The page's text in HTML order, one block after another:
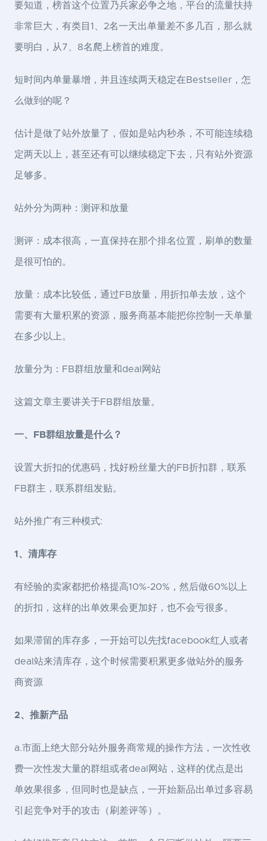
要知道，榜首这个位置乃兵家必争之地，平台的流量扶持
非常巨大，有类目1、2名一天出单量差不多几百，那么就
要明白，从7、8名爬上榜首的难度。
短时间内单量暴增，并且连续两天稳定在Bestseller，怎
么做到的呢？
估计是做了站外放量了，假如是站内秒杀，不可能连续稳
定两天以上，甚至还有可以继续稳定下去，只有站外资源
足够多。
站外分为两种：测评和放量
测评：成本很高，一直保持在那个排名位置，刷单的数量
是很可怕的。
放量：成本比较低，通过FB放量，用折扣单去放，这个
需要有大量积累的资源，服务商基本能把你控制一天单量
在多少以上。
放量分为：FB群组放量和deal网站
这篇文章主要讲关于FB群组放量。
一、FB群组放量是什么？
设置大折扣的优惠码，找好粉丝量大的FB折扣群，联系
FB群主，联系群组发贴。
站外推广有三种模式:
1、清库存
有经验的卖家都把价格提高10%-20%，然后做60%以上
的折扣，这样的出单效果会更加好，也不会亏很多。
如果滞留的库存多，一开始可以先找facebook红人或者
deal站来清库存，这个时候需要积累更多做站外的服务
商资源
2、推新产品
a.市面上绝大部分站外服务商常规的操作方法，一次性收
费一次性发大量的群组或者deal网站，这样的优点是出
单效果很多，但同时也是缺点，一开始新品出单过多容易
引起竞争对手的攻击（刷差评等）。